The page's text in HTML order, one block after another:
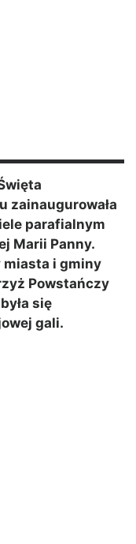
zainaugurowała
parafialnym
Marii Panny.
miasta i gminy
Powstańczy
się
gali.